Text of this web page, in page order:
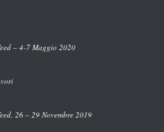
– 4-7 Maggio 2020
26 – 29 Novembre 2019